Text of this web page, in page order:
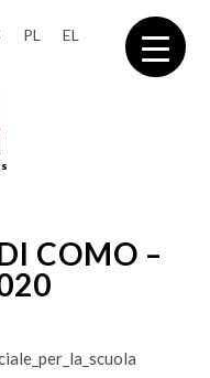
PL EL
COMO –